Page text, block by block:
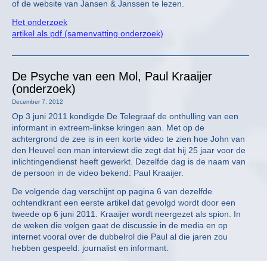
of de website van Jansen & Janssen te lezen.
Het onderzoek
artikel als pdf (samenvatting onderzoek)
De Psyche van een Mol, Paul Kraaijer
(onderzoek)
December 7, 2012
Op 3 juni 2011 kondigde De Telegraaf de onthulling van een
informant in extreem-linkse kringen aan. Met op de
achtergrond de zee is in een korte video te zien hoe John van
den Heuvel een man interviewt die zegt dat hij 25 jaar voor de
inlichtingendienst heeft gewerkt. Dezelfde dag is de naam van
de persoon in de video bekend: Paul Kraaijer.
De volgende dag verschijnt op pagina 6 van dezelfde
ochtendkrant een eerste artikel dat gevolgd wordt door een
tweede op 6 juni 2011. Kraaijer wordt neergezet als spion. In
de weken die volgen gaat de discussie in de media en op
internet vooral over de dubbelrol die Paul al die jaren zou
hebben gespeeld: journalist en informant.